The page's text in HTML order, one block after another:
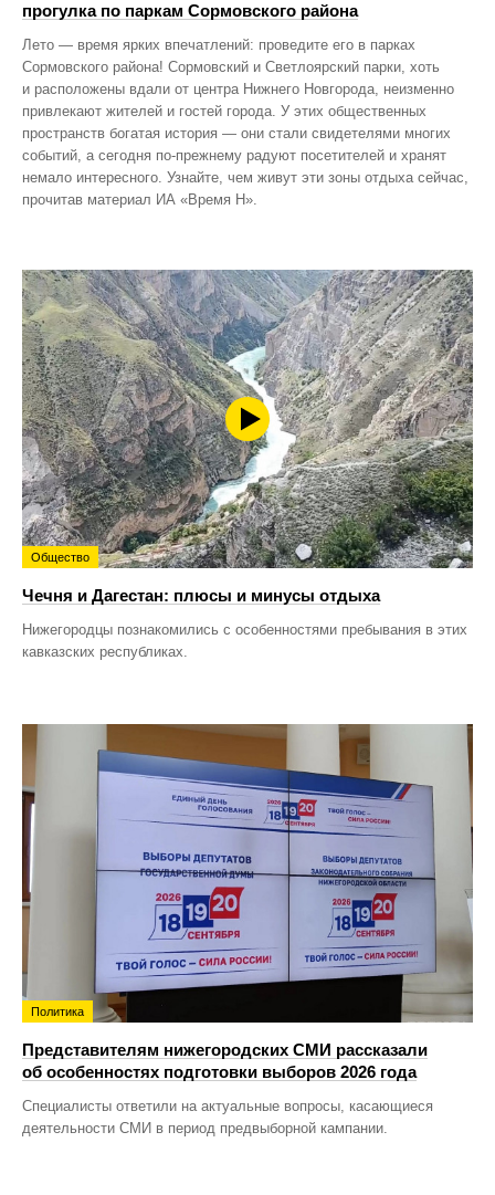
прогулка по паркам Сормовского района
Лето — время ярких впечатлений: проведите его в парках
Сормовского района! Сормовский и Светлоярский парки, хоть
и расположены вдали от центра Нижнего Новгорода, неизменно
привлекают жителей и гостей города. У этих общественных
пространств богатая история — они стали свидетелями многих
событий, а сегодня по‑прежнему радуют посетителей и хранят
немало интересного. Узнайте, чем живут эти зоны отдыха сейчас,
прочитав материал ИА «Время Н».
Общество
Чечня и Дагестан: плюсы и минусы отдыха
Нижегородцы познакомились с особенностями пребывания в этих
кавказских республиках.
Политика
Представителям нижегородских СМИ рассказали
об особенностях подготовки выборов 2026 года
Специалисты ответили на актуальные вопросы, касающиеся
деятельности СМИ в период предвыборной кампании.